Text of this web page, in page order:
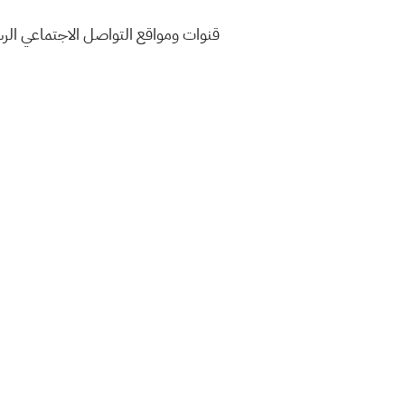
قنوات ومواقع التواصل الاجتماعي